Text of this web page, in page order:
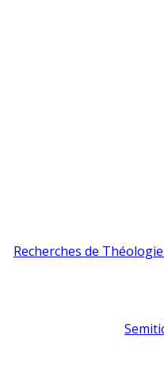
Recherches de